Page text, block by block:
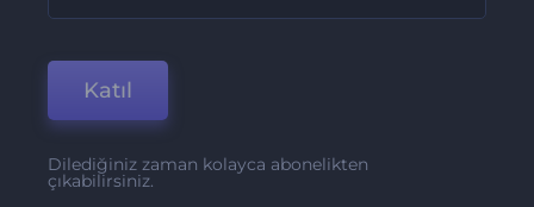
Katıl
Dilediğiniz zaman kolayca abonelikten
çıkabilirsiniz.